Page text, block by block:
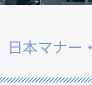
本マナー